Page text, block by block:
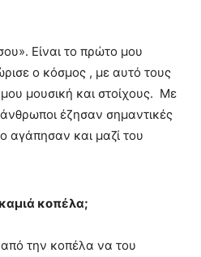
Είναι το πρώτο μου
ο κόσμος , με αυτό τους
μουσική και στοίχους. Με
έζησαν σημαντικές
αγάπησαν και μαζί του
κοπέλα;
την κοπέλα να του